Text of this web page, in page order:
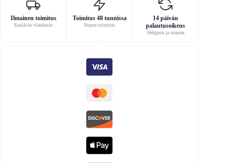
Ilmainen toimitus
Kaikkiin tilauksiin
Toimitus 48 tunnissa
Nopea toimitus
14 päivän
palautusoikeus
Helppoa ja nopeaa